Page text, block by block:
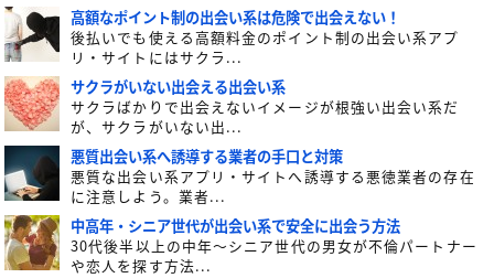
高額なポイント制の出会い系は危険で出会えない！
後払いでも使える高額料金のポイント制の出会い系アプ
リ・サイトにはサクラ...
サクラがいない出会える出会い系
サクラばかりで出会えないイメージが根強い出会い系だ
が、サクラがいない出...
悪質出会い系へ誘導する業者の手口と対策
悪質な出会い系アプリ・サイトへ誘導する悪徳業者の存在
に注意しよう。業者...
中高年・シニア世代が出会い系で安全に出会う方法
30代後半以上の中年～シニア世代の男女が不倫パートナー
や恋人を探す方法...